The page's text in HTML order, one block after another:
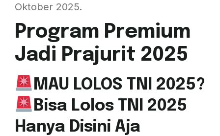
Oktober 2025.
Program Premium
Jadi Prajurit 2025
MAU LOLOS TNI 2025?
Bisa Lolos TNI 2025
Hanya Disini Aja